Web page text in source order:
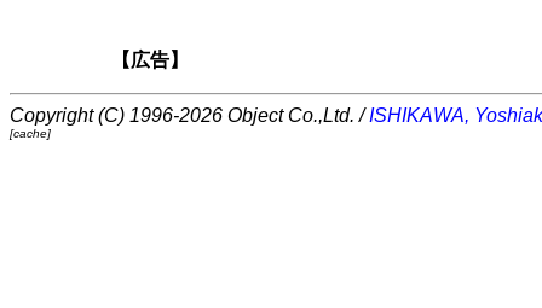
【広告】
Copyright (C) 1996-2026 Object Co.,Ltd. /ISHIKAWA,
[cache]